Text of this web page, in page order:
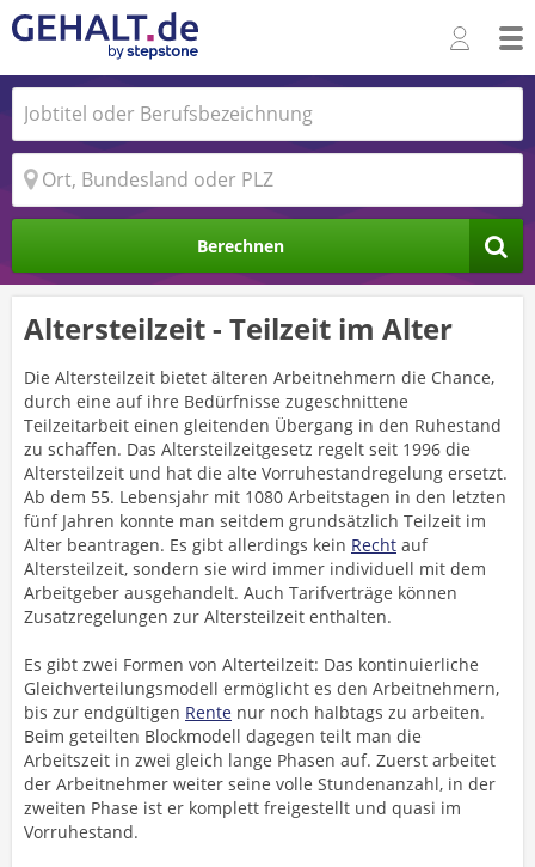
Berechnen
Altersteilzeit - Teilzeit im Alter
Die Altersteilzeit bietet älteren Arbeitnehmern die Chance,
durch eine auf ihre Bedürfnisse zugeschnittene
Teilzeitarbeit einen gleitenden Übergang in den Ruhestand
zu schaffen. Das Altersteilzeitgesetz regelt seit 1996 die
Altersteilzeit und hat die alte Vorruhestandregelung ersetzt.
Ab dem 55. Lebensjahr mit 1080 Arbeitstagen in den letzten
fünf Jahren konnte man seitdem grundsätzlich Teilzeit im
Alter beantragen. Es gibt allerdings kein Recht auf
Altersteilzeit, sondern sie wird immer individuell mit dem
Arbeitgeber ausgehandelt. Auch Tarifverträge können
Zusatzregelungen zur Altersteilzeit enthalten.
Es gibt zwei Formen von Alterteilzeit: Das kontinuierliche
Gleichverteilungsmodell ermöglicht es den Arbeitnehmern,
bis zur endgültigen Rente nur noch halbtags zu arbeiten.
Beim geteilten Blockmodell dagegen teilt man die
Arbeitszeit in zwei gleich lange Phasen auf. Zuerst arbeitet
der Arbeitnehmer weiter seine volle Stundenanzahl, in der
zweiten Phase ist er komplett freigestellt und quasi im
Vorruhestand.